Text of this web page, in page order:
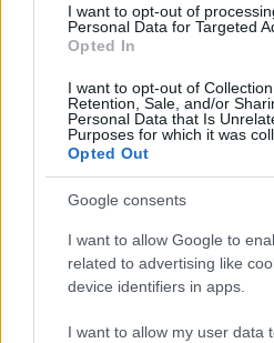
I want to opt-out of
Personal Data for Targeted
Opted In
I want to opt-out of
Retention, Sale, and/or
Personal Data that Is
Purposes for which it was
Opted Out
Google consents
I want to allow Google to
related to advertising like
device identifiers in apps.
I want to allow my user data
Continua a leggere
FUTURE